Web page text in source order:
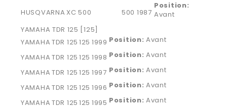
HUSQVARNA XC 500 500 1987
Position:
Avant
YAMAHA TDR 125 [125]
YAMAHA TDR 125 125 1999 Position: Avant
YAMAHA TDR 125 125 1998 Position: Avant
YAMAHA TDR 125 125 1997 Position: Avant
YAMAHA TDR 125 125 1996 Position: Avant
YAMAHA TDR 125 125 1995 Position: Avant